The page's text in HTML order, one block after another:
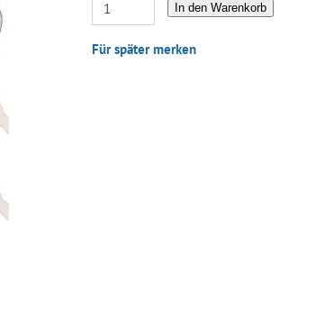
In den Warenkorb
Für später merken